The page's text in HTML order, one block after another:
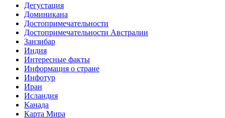
Дегустация
Доминикана
Достопримечательности
Достопримечательности Австралии
Занзибар
Индия
Интересные факты
Информация о стране
Инфотур
Иран
Исландия
Канада
Карта Мира